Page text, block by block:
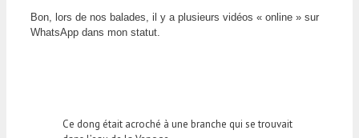
Bon, lors de nos balades, il y a plusieurs vidéos « online » sur
WhatsApp dans mon statut.
Ce dong était acroché à une branche qui se trouvait